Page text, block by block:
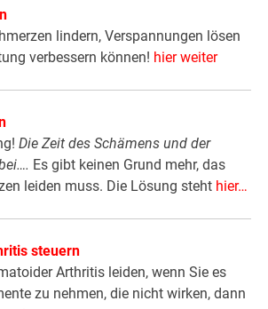
lindern, Verspannungen lösen
verbessern können! hier weiter
Die Zeit des Schämens und der
Es gibt keinen Grund mehr, das
leiden muss. Die Lösung steht hier…
steuern
Arthritis leiden, wenn Sie es
zu nehmen, die nicht wirken, dann